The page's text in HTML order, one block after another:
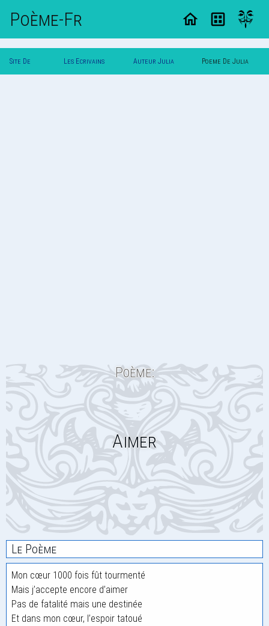
Poème-Fr
Site De Les Ecrivains Auteur Julia Poeme De Julia
Poème:
Aimer
Le Poème
Mon cœur 1000 fois fût tourmenté
Mais j’accepte encore d’aimer
Pas de fatalité mais une destinée
Et dans mon cœur, l’espoir tatoué